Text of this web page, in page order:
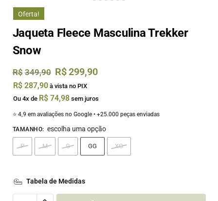
Oferta!
Jaqueta Fleece Masculina Trekker
Snow
R$ 349,90 R$299,90
R$ 287,90à vista no PIX
Ou 4x de R$ 74,98sem juros
⭐ 4,9 em avaliações no Google • +25.000 peças enviadas
TAMANHO: escolha uma opção
P M G GG XG
Tabela de Medidas